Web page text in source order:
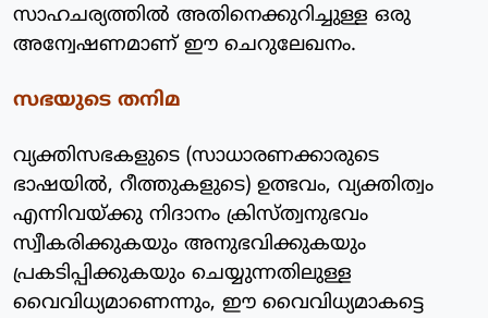
സാഹചര്യത്തില്‍ അതിനെക്കുറിച്ചുള്ള ഒരു
അന്വേഷണമാണ് ഈ ചെറുലേഖനം.
സഭയുടെ തനിമ
വ്യക്തിസഭകളുടെ (സാധാരണക്കാരുടെ
ഭാഷയില്‍, റീത്തുകളുടെ) ഉത്ഭവം, വ്യക്തിത്വം
എന്നിവയ്ക്കു നിദാനം ക്രിസ്ത്വനുഭവം
സ്വീകരിക്കുകയും അനുഭവിക്കുകയും
പ്രകടിപ്പിക്കുകയും ചെയ്യുന്നതിലുള്ള
വൈവിധ്യമാണെന്നും, ഈ വൈവിധ്യമാകട്ടെ